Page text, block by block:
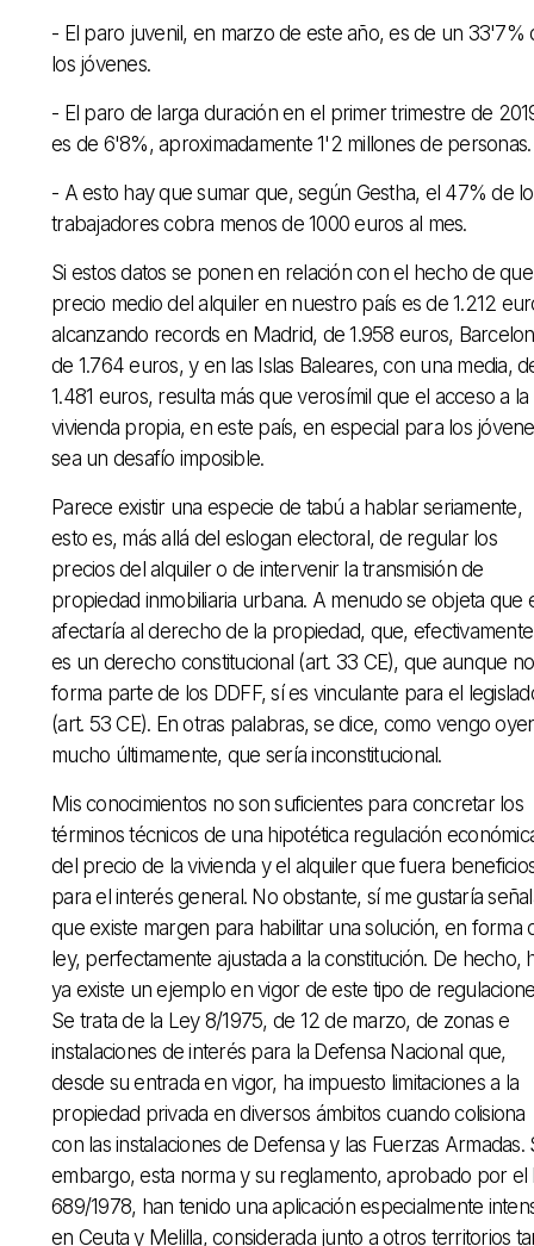
- El paro juvenil, en marzo de este año, es de un 33'7%
los jóvenes.
- El paro de larga duración en el primer trimestre de
es de 6'8%, aproximadamente 1'2 millones de personas.
- A esto hay que sumar que, según Gestha, el 47% de
trabajadores cobra menos de 1000 euros al mes.
Si estos datos se ponen en relación con el hecho de
precio medio del alquiler en nuestro país es de 1.212
alcanzando records en Madrid, de 1.958 euros,
de 1.764 euros, y en las Islas Baleares, con una media,
1.481 euros, resulta más que verosímil que el acceso a la
vivienda propia, en este país, en especial para los
sea un desafío imposible.
Parece existir una especie de tabú a hablar seriamente,
esto es, más allá del eslogan electoral, de regular los
precios del alquiler o de intervenir la transmisión de
propiedad inmobiliaria urbana. A menudo se objeta que
afectaría al derecho de la propiedad, que,
es un derecho constitucional (art. 33 CE), que aunque no
forma parte de los DDFF, sí es vinculante para el
(art. 53 CE). En otras palabras, se dice, como vengo
mucho últimamente, que sería inconstitucional.
Mis conocimientos no son suficientes para concretar los
términos técnicos de una hipotética regulación
del precio de la vivienda y el alquiler que fuera
para el interés general. No obstante, sí me gustaría
que existe margen para habilitar una solución, en forma
ley, perfectamente ajustada a la constitución. De hecho,
ya existe un ejemplo en vigor de este tipo de
Se trata de la Ley 8/1975, de 12 de marzo, de zonas e
instalaciones de interés para la Defensa Nacional que,
desde su entrada en vigor, ha impuesto limitaciones a la
propiedad privada en diversos ámbitos cuando colisiona
con las instalaciones de Defensa y las Fuerzas Armadas.
embargo, esta norma y su reglamento, aprobado por el
689/1978, han tenido una aplicación especialmente
en Ceuta y Melilla, considerada junto a otros territorios